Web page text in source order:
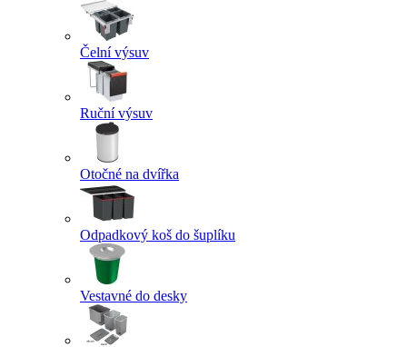
Čelní výsuv
Ruční výsuv
Otočné na dvířka
Odpadkový koš do šuplíku
Vestavné do desky